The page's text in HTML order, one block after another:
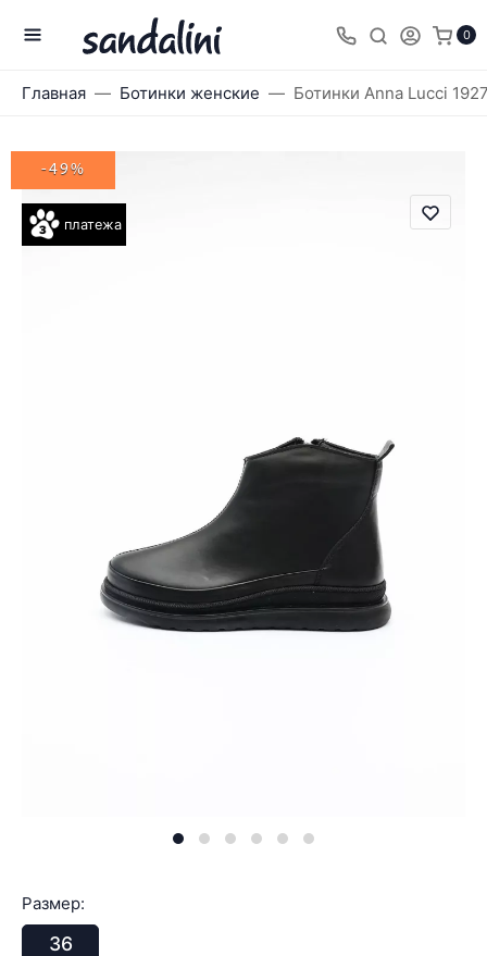
0
Главная Ботинки женские Ботинки Anna Lucci
платежа
-49%
Размер:
36